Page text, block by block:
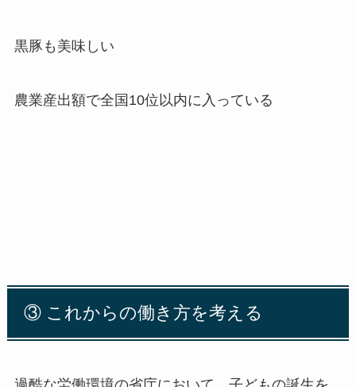
黒豚も美味しい
農業産出額で全国 10位以内に入っている
③ これからの働き方を考える